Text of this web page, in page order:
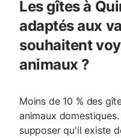
Les gîtes à
adaptés aux
souhaitent
animaux ?
Moins de 10 % des
animaux
supposer qu'il existe